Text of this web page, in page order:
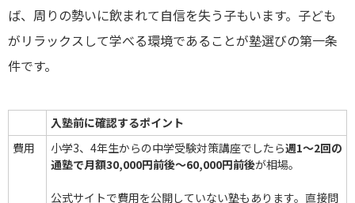
ば、周りの勢いに飲まれて自信を失う子もいます。子ども
がリラックスして学べる環境であることが塾選びの第一条
件です。
入塾前に確認するポイント
費用
小学3、4年生からの中学受験対策講座でしたら週1～2回の
通塾で月額30,000円前後～60,000円前後が相場。
公式サイトで費用を公開していない塾もあります。直接問